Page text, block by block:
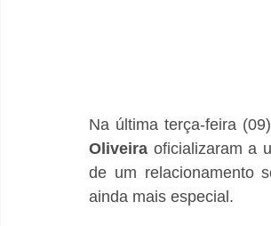
Na última terça-feira
Oliveira oficializaram a
de um relacionamento
ainda mais especial.